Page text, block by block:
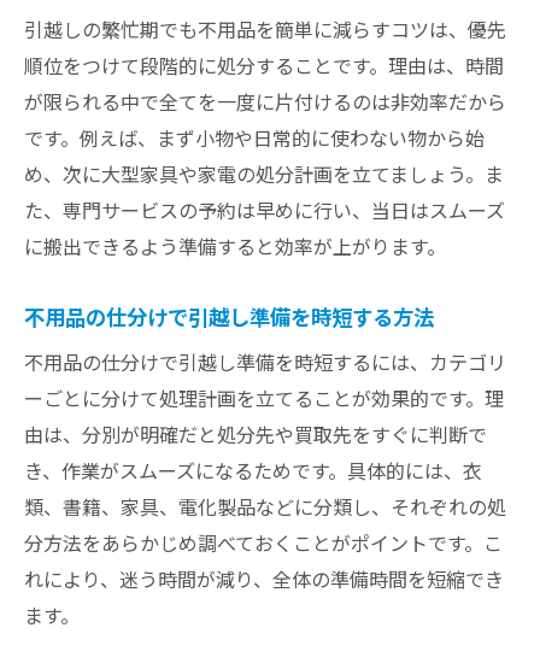
引越しの繁忙期でも不用品を簡単に減らすコツは、優先
順位をつけて段階的に処分することです。理由は、時間
が限られる中で全てを一度に片付けるのは非効率だから
です。例えば、まず小物や日常的に使わない物から始
め、次に大型家具や家電の処分計画を立てましょう。ま
た、専門サービスの予約は早めに行い、当日はスムーズ
に搬出できるよう準備すると効率が上がります。
不用品の仕分けで引越し準備を時短する方法
不用品の仕分けで引越し準備を時短するには、カテゴリ
ーごとに分けて処理計画を立てることが効果的です。理
由は、分別が明確だと処分先や買取先をすぐに判断で
き、作業がスムーズになるためです。具体的には、衣
類、書籍、家具、電化製品などに分類し、それぞれの処
分方法をあらかじめ調べておくことがポイントです。こ
れにより、迷う時間が減り、全体の準備時間を短縮でき
ます。